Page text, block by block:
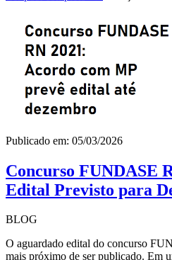
Publicado em: 05/03/2026
Concurso FUNDASE
Edital Previsto para
BLOG
O aguardado edital do concurso
mais próximo de ser publicado. Em